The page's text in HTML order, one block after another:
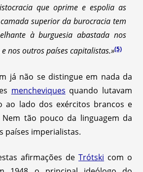
que oprime e espolia as
superior da burocracia tem
à burguesia abastada nos
nos outros países capitalistas.»(5)
já não se distingue em nada da
mencheviques quando lutavam
ao lado dos exércitos brancos e
Nem tão pouco da linguagem da
países imperialistas.
afirmações de Trótski com o